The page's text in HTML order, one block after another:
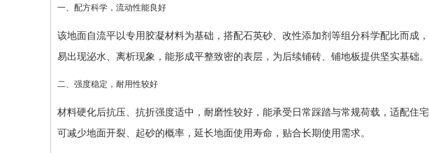
一、配方科学，流动性能良好
该地面自流平以专用胶凝材料为基础，搭配石英砂、改性添加剂等组分科学配比而
易出现泌水、离析现象，能形成平整致密的表层，为后续铺砖、铺地板提供坚实基础。
二、强度稳定，耐用性较好
材料硬化后抗压、抗折强度适中，耐磨性较好，能承受日常踩踏与常规荷载，适配住
可减少地面开裂、起砂的概率，延长地面使用寿命，贴合长期使用需求。